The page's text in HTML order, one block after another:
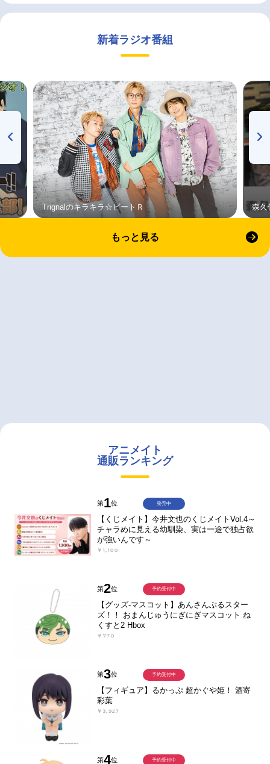
新着ラジオ番組
Trignalのキラキラ☆ビートＲ 森久
もっと見る
アニメイト
通販ランキング
第1位
【くじメイト】今井文也のくじメイトVol.4～
チャラめに見える幼馴染、実は一途で独占欲
が強いんです～
￥1,100
発売中
第2位
【グッズ-マスコット】あんさんぶるスター
ズ！！ おまんじゅうにぎにぎマスコット ね
くすと2 Hbox
￥770
予約受付中
第3位
【フィギュア】るかっぷ 超かぐや姫！ 酒寄
彩葉
￥3,927
予約受付中
第4位 予約受付中